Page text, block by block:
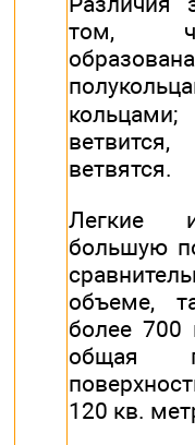
том,
ветвятся.
Легкие
большую
объеме,
более 700
общая
120 кв.